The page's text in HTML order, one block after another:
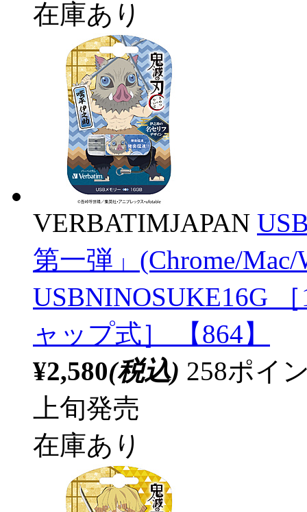
在庫あり
VERBATIMJAPAN
第一弾」(Chrome/
USBNINOSUKE16G
ャップ式］ 【864】
¥2,580(税込) 258ポイ
上旬発売
在庫あり